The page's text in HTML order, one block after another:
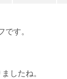
です。
したね。